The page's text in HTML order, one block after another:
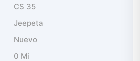
CS 35
Jeepeta
Nuevo
0 Mi